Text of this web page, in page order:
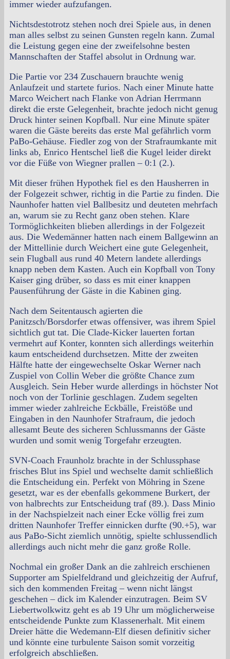
immer wieder aufzufangen.
Nichtsdestotrotz stehen noch drei Spiele aus, in denen
man alles selbst zu seinen Gunsten regeln kann. Zumal
die Leistung gegen eine der zweifelsohne besten
Mannschaften der Staffel absolut in Ordnung war.
Die Partie vor 234 Zuschauern brauchte wenig
Anlaufzeit und startete furios. Nach einer Minute hatte
Marco Weichert nach Flanke von Adrian Herrmann
direkt die erste Gelegenheit, brachte jedoch nicht genug
Druck hinter seinen Kopfball. Nur eine Minute später
waren die Gäste bereits das erste Mal gefährlich vorm
PaBo-Gehäuse. Fiedler zog von der Strafraumkante mit
links ab, Enrico Hentschel ließ die Kugel leider direkt
vor die Füße von Wiegner prallen – 0:1 (2.).
Mit dieser frühen Hypothek fiel es den Hausherren in
der Folgezeit schwer, richtig in die Partie zu finden. Die
Naunhofer hatten viel Ballbesitz und deuteten mehrfach
an, warum sie zu Recht ganz oben stehen. Klare
Tormöglichkeiten blieben allerdings in der Folgezeit
aus. Die Wedemänner hatten nach einem Ballgewinn an
der Mittellinie durch Weichert eine gute Gelegenheit,
sein Flugball aus rund 40 Metern landete allerdings
knapp neben dem Kasten. Auch ein Kopfball von Tony
Kaiser ging drüber, so dass es mit einer knappen
Pausenführung der Gäste in die Kabinen ging.
Nach dem Seitentausch agierten die
Panitzsch/Borsdorfer etwas offensiver, was ihrem Spiel
sichtlich gut tat. Die Clade-Kicker lauerten fortan
vermehrt auf Konter, konnten sich allerdings weiterhin
kaum entscheidend durchsetzen. Mitte der zweiten
Hälfte hatte der eingewechselte Oskar Werner nach
Zuspiel von Collin Weber die größte Chance zum
Ausgleich. Sein Heber wurde allerdings in höchster Not
noch von der Torlinie geschlagen. Zudem segelten
immer wieder zahlreiche Eckbälle, Freistöße und
Eingaben in den Naunhofer Strafraum, die jedoch
allesamt Beute des sicheren Schlussmanns der Gäste
wurden und somit wenig Torgefahr erzeugten.
SVN-Coach Fraunholz brachte in der Schlussphase
frisches Blut ins Spiel und wechselte damit schließlich
die Entscheidung ein. Perfekt von Möhring in Szene
gesetzt, war es der ebenfalls gekommene Burkert, der
von halbrechts zur Entscheidung traf (89.). Dass Minio
in der Nachspielzeit nach einer Ecke völlig frei zum
dritten Naunhofer Treffer einnicken durfte (90.+5), war
aus PaBo-Sicht ziemlich unnötig, spielte schlussendlich
allerdings auch nicht mehr die ganz große Rolle.
Nochmal ein großer Dank an die zahlreich erschienen
Supporter am Spielfeldrand und gleichzeitig der Aufruf,
sich den kommenden Freitag – wenn nicht längst
geschehen – dick im Kalender einzutragen. Beim SV
Liebertwolkwitz geht es ab 19 Uhr um möglicherweise
entscheidende Punkte zum Klassenerhalt. Mit einem
Dreier hätte die Wedemann-Elf diesen definitiv sicher
und könnte eine turbulente Saison somit vorzeitig
erfolgreich abschließen.